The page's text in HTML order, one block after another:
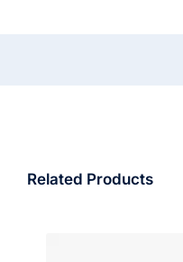
Related Products